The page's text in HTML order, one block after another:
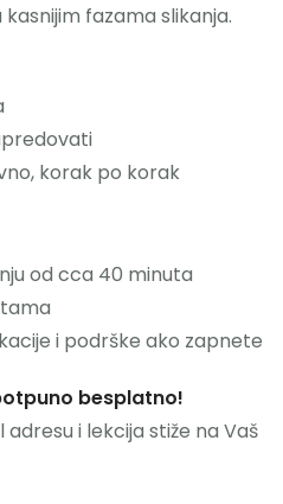
fazama slikanja.
korak po korak
od cca 40 minuta
i podrške ako zapnete
besplatno!
i lekcija stiže na Vaš